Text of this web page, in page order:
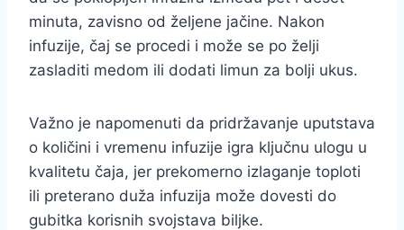
minuta, zavisno od željene jačine. Nakon
infuzije, čaj se procedi i može se po želji
zasladiti medom ili dodati limun za bolji ukus.
Važno je napomenuti da pridržavanje uputstava
o količini i vremenu infuzije igra ključnu ulogu u
kvalitetu čaja, jer prekomerno izlaganje toploti
ili preterano duža infuzija može dovesti do
gubitka korisnih svojstava biljke.